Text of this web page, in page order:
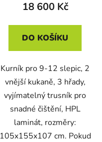
18 600 Kč
DO KOŠÍKU
Kurník pro 9-12 slepic, 2
vnější kukaně, 3 hřady,
vyjímatelný trusník pro
snadné čištění, HPL
laminát, rozměry:
105x155x107 cm. Pokud